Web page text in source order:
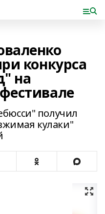
конкурса
на
получил
кулаки"